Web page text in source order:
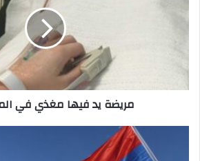
مريضة يد فيها مغذي في